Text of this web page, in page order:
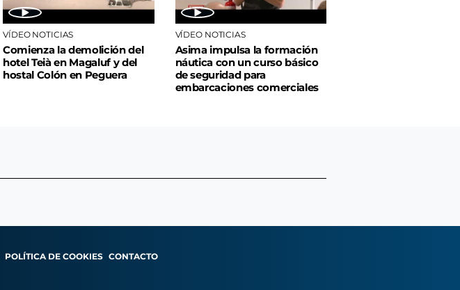
VÍDEO NOTICIAS
Comienza la demolición del
hotel Teià en Magaluf y del
hostal Colón en Peguera
VÍDEO NOTICIAS
Asima impulsa la formación
náutica con un curso básico
de seguridad para
embarcaciones comerciales
POLÍTICA DE COOKIES CONTACTO